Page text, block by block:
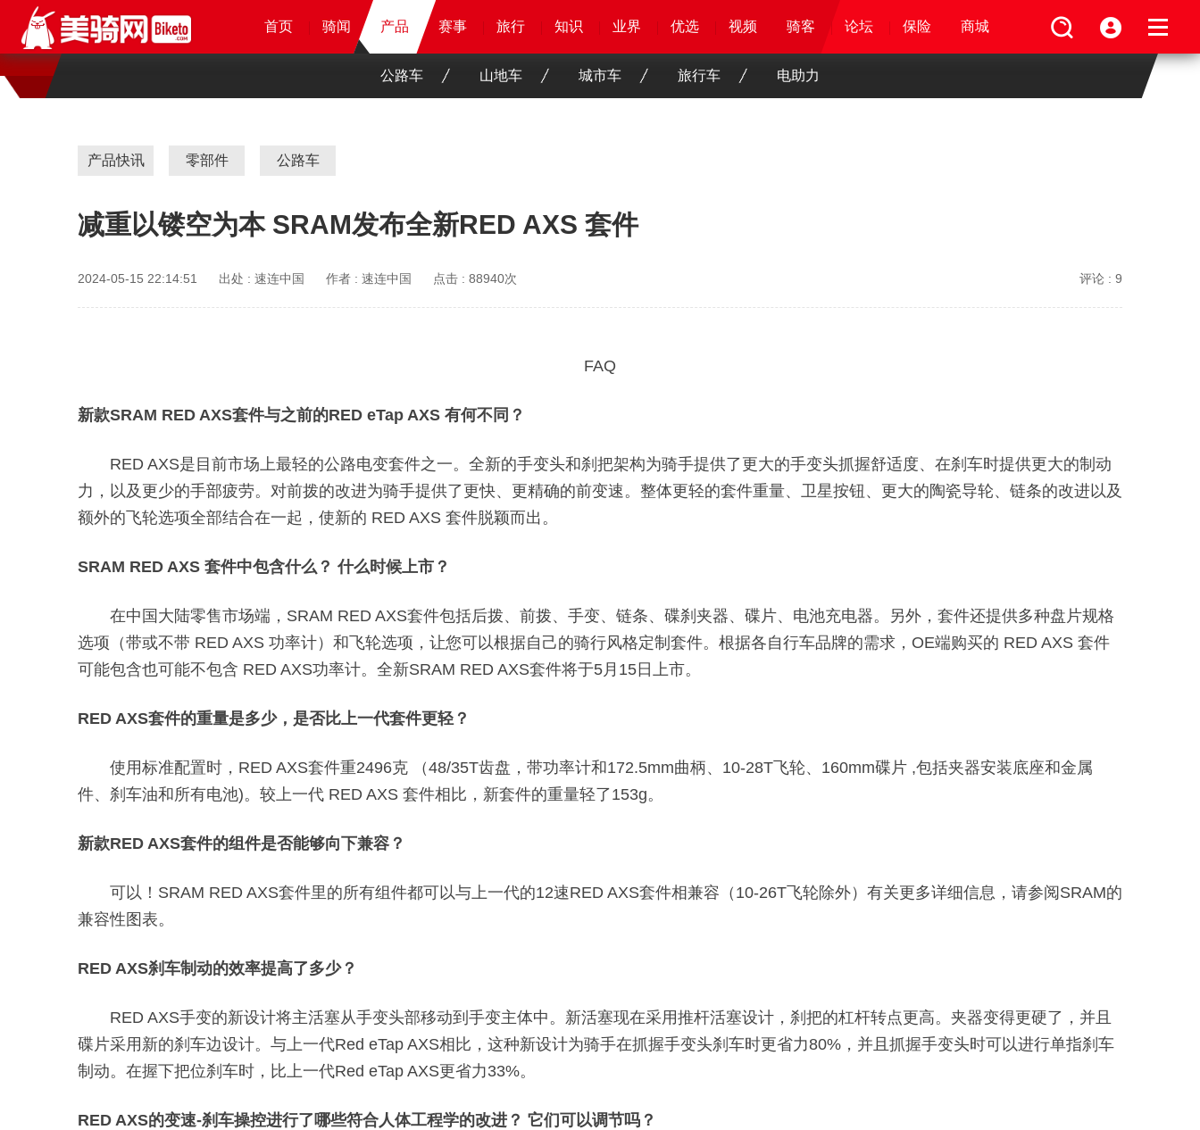
首页 赛事 旅行 知识 业界 优选 骑客 论坛 保险 商城
首页 骑闻 产品 赛事 旅行 知识 业界 优选 骑客 视频 论坛 保险 商城
首页 骑闻 产品 赛事 旅行 知识 业界 优选 视频 骑客 论坛 保险 商城
首页 骑闻 产品 赛事 旅行 知识 业界 优选 视频 骑客 论坛 保险 商城
公路车 山地车 城市车 旅行车 电助力
产品快讯 零部件 公路车
减重以镂空为本 SRAM发布全新RED AXS 套件
2024-05-15 22:14:51 出处 : 速连中国 作者 : 速连中国 点击 : 88940次 评论 : 9
FAQ
新款SRAM RED AXS套件与之前的RED eTap AXS 有何不同？
RED AXS是目前市场上最轻的公路电变套件之一。全新的手变头和刹把架构为骑手提供了更大的手变头抓握舒适度、在刹车时提供更大的制动
力，以及更少的手部疲劳。对前拨的改进为骑手提供了更快、更精确的前变速。整体更轻的套件重量、卫星按钮、更大的陶瓷导轮、链条的改进以及
额外的飞轮选项全部结合在一起，使新的 RED AXS 套件脱颖而出。
SRAM RED AXS 套件中包含什么？ 什么时候上市？
在中国大陆零售市场端，SRAM RED AXS套件包括后拨、前拨、手变、链条、碟刹夹器、碟片、电池充电器。另外，套件还提供多种盘片规格
选项（带或不带 RED AXS 功率计）和飞轮选项，让您可以根据自己的骑行风格定制套件。根据各自行车品牌的需求，OE端购买的 RED AXS 套件
可能包含也可能不包含 RED AXS功率计。全新SRAM RED AXS套件将于5月15日上市。
RED AXS套件的重量是多少，是否比上一代套件更轻？
使用标准配置时，RED AXS套件重2496克 （48/35T齿盘，带功率计和172.5mm曲柄、10-28T 飞轮、160mm碟片 ,包括夹器安装底座和金属
件、刹车油和所有电池)。较上一代 RED AXS 套件相比，新套件的重量轻了153g。
新款RED AXS套件的组件是否能够向下兼容？
可以！SRAM RED AXS套件里的所有组件都可以与上一代的12速RED AXS套件相兼容（10-26T飞轮除外）有关更多详细信息，请参阅SRAM的
兼容性图表。
RED AXS刹车制动的效率提高了多少？
RED AXS手变的新设计将主活塞从手变头部移动到手变主体中。新活塞现在采用推杆活塞设计，刹把的杠杆转点更高。夹器变得更硬了，并且
碟片采用新的刹车边设计。与上一代Red eTap AXS相比，这种新设计为骑手在抓握手变头刹车时更省力80%，并且抓握手变头时可以进行单指刹车
制动。在握下把位刹车时，比上一代Red eTap AXS更省力33%。
RED AXS的变速-刹车操控进行了哪些符合人体工程学的改进？ 它们可以调节吗？